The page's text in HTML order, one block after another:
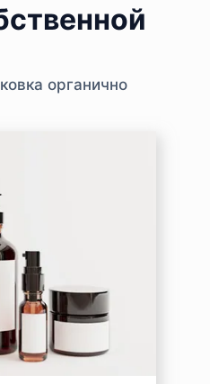
органично